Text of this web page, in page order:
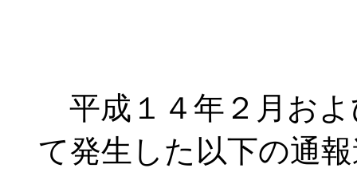
平成１４年２月およ
て発生した以下の通